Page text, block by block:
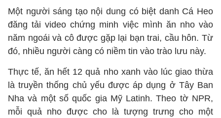
Một người sáng tạo nội dung có biệt danh Cá Heo
đăng tải video chứng minh việc mình ăn nho vào
năm ngoái và cô được gặp lại bạn trai, cầu hôn. Từ
đó, nhiều người càng có niềm tin vào trào lưu này.
Thực tế, ăn hết 12 quả nho xanh vào lúc giao thừa
là truyền thống chủ yếu được áp dụng ở Tây Ban
Nha và một số quốc gia Mỹ Latinh. Theo tờ NPR,
mỗi quả nho được cho là tượng trưng cho một